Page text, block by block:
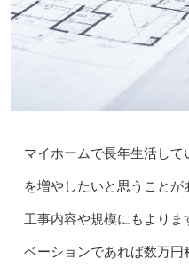
マイホームで長年生活し
を増やしたいと思うことが
工事内容や規模にもよりま
ベーションであれば数万円